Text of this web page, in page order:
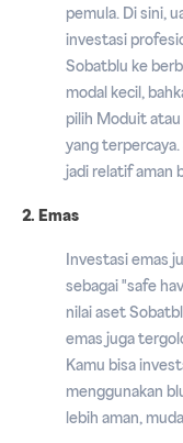
pemula. Di sini,
investasi
Sobatblu ke
modal kecil,
pilih Moduit
yang
jadi relatif aman
2. Emas
Investasi emas
sebagai "safe
nilai aset
emas juga
Kamu bisa
menggunakan
lebih aman,